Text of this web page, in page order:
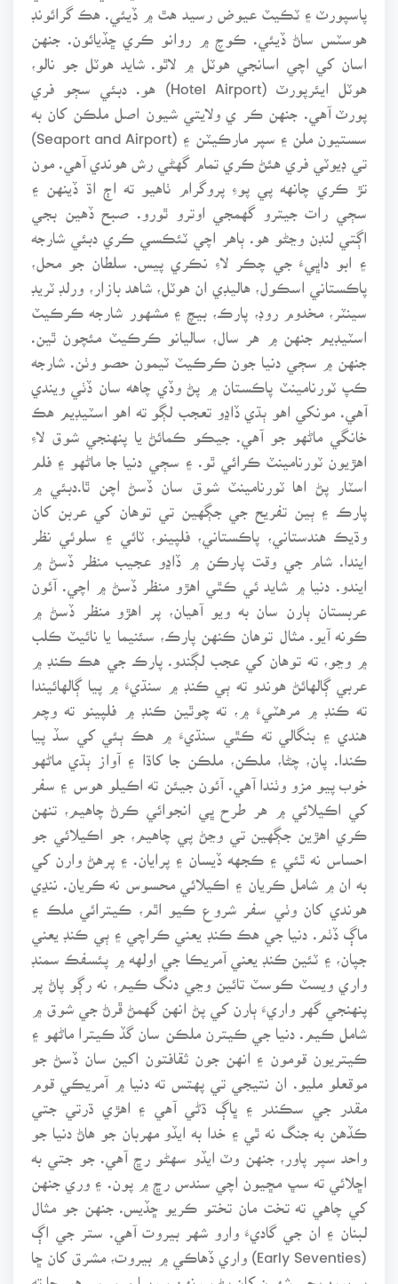
پاسپورٽ ۽ ٽڪيٽ عيوض رسيد هٿ ۾ ڏيئي. هڪ گرائونڊ
هوسٽس ساڻ ڏيئي. ڪوچ ۾ روانو ڪري ڇڏيائون. جنهن
اسان کي اچي اسانجي هوٽل ۾ لاٿو. شايد هوٽل جو نالو،
هوٽل ايئرپورٽ (Hotel Airport) هو. دبئي سڄو فري
پورٽ آهي. جنهن ڪر ي ولايتي شيون اصل ملڪن کان به
سستيون ملن ۽ سپر مارڪيٽن ۽ (Seaport and Airport)
تي ڊيوٽي فري هئڻ ڪري تمام گهڻي رش هوندي آهي. مون
تڙ ڪري چانهه پي پوءِ پروگرام ٺاهيو ته اڄ اڌ ڏينهن ۽
سڄي رات جيترو گهمجي اوترو ٿورو. صبح ڏهين بجي
اڳتي لنڊن وڃڻو هو. ٻاهر اچي ٽئڪسي ڪري دبئي شارجه
۽ ابو داڀيءَ جي چڪر لاءِ نڪري پيس. سلطان جو محل،
پاڪستاني اسڪول، هاليڊي ان هوٽل، شاهد بازار، ورلڊ ٽريڊ
سينٽر، مخدوم روڊ، پارڪ، بيچ ۽ مشهور شارجه ڪرڪيٽ
اسٽيڊيم جنهن ۾ هر سال، ساليانو ڪرڪيٽ مئچون ٿين.
جنهن ۾ سڄي دنيا جون ڪرڪيٽ ٽيمون حصو وٺن. شارجه
ڪپ ٽورنامينٽ پاڪستان ۾ پڻ وڏي چاهه سان ڏٺي ويندي
آهي. مونکي اهو ٻڌي ڏاڍو تعجب لڳو ته اهو اسٽيڊيم هڪ
خانگي ماڻهو جو آهي. جيڪو ڪمائڻ يا پنهنجي شوق لاءِ
اهڙيون ٽورنامينٽ ڪرائي ٿو. ۽ سڄي دنيا جا ماڻهو ۽ فلم
اسٽار پڻ اها ٽورنامينٽ شوق سان ڏسڻ اچن ٿا.دبئي ۾
پارڪ ۽ ٻين تفريح جي جڳهين تي توهان کي عربن کان
وڌيڪ هندستاني، پاڪستاني، فلپينو، ٽائي ۽ سلوئي نظر
ايندا. شام جي وقت پارڪن ۾ ڏاڍو عجيب منظر ڏسڻ ۾
ايندو. دنيا ۾ شايد ئي ڪٿي اهڙو منظر ڏسڻ ۾ اچي. آئون
عربستان ٻارن سان به ويو آهيان، پر اهڙو منظر ڏسڻ ۾
ڪونه آيو. مثال توهان ڪنهن پارڪ، سئنيما يا نائيٽ ڪلب
۾ وڃو، ته توهان کي عجب لڳندو. پارڪ جي هڪ ڪنڊ ۾
عربي ڳالهائڻ هوندو ته ٻي ڪنڊ ۾ سنڌيءَ ۾ پيا ڳالهائيندا
ته ڪنڊ ۾ مرهٽيءَ ۾، ته چوٿين ڪنڊ ۾ فلپينو ته وچم
هندي ۽ بنگالي ته ڪٿي سنڌيءَ ۾ هڪ ٻئي کي سڏ پيا
ڪندا. پان، چڻا، ملڪن، ملڪن جا کاڌا ۽ آواز ٻڌي ماڻهو
خوب پيو مزو وٺندا آهي. آئون جيئن ته اڪيلو هوس ۽ سفر
کي اڪيلائي ۾ هر طرح ڀي انجوائي ڪرڻ چاهيم، تنهن
ڪري اهڙين جڳهين تي وڃڻ پي چاهيم، جو اڪيلائي جو
احساس نه ٿئي ۽ ڪجهه ڏيسان ۽ پرايان. ۽ پرهڻ وارن کي
به ان ۾ شامل ڪريان ۽ اڪيلائي محسوس نه ڪريان. ننڍي
هوندي کان وٺي سفر شروع ڪيو اٿم، ڪيترائي ملڪ ۽
ماڳ ڏٺم. دنيا جي هڪ ڪنڊ يعني ڪراچي ۽ ٻي ڪنڊ يعني
جپان، ۽ ٽئين ڪنڊ يعني آمريڪا جي اولهه ۾ پئسفڪ سمنڊ
واري ويسٽ ڪوسٽ تائين وڃي دنگ ڪيم، نه رڳو پاڻ پر
پنهنجي گهر واريءَ ٻارن کي پڻ انهن گهمڻ ڦرڻ جي شوق ۾
شامل ڪيم. دنيا جي ڪيترن ملڪن سان گڏ ڪيترا ماڻهو ۽
ڪيتريون قومون ۽ انهن جون ثقافتون اکين سان ڏسڻ جو
موقعلو مليو. ان نتيجي تي پهتس ته دنيا ۾ آمريڪي قوم
مقدر جي سڪندر ۽ ڀاڳ ڌڻي آهي ۽ اهڙي ڌرتي جتي
ڪڏهن به جنگ نه ٿي ۽ خدا به ايڏو مهربان جو هاڻ دنيا جو
واحد سپر پاور، جنهن وٽ ايڏو سهڻو رڇ آهي. جو جتي به
اڇلائي ته سڀ مڇيون اچي سندس رڇ ۾ پون. ۽ وري جنهن
کي چاهي ته تخت مان تختو ڪريو ڇڏيس. جنهن جو مثال
لبنان ۽ ان جي گاديءَ وارو شهر بيروت آهي. ستر جي اڳ
(Early Seventies) واري ڏهاڪي ۾ بيروت، مشرق کان ڇا
پر يورپ جي شهرن کان پڻ سونهن سوڀيا ۾ سرس هو. ڇا ته